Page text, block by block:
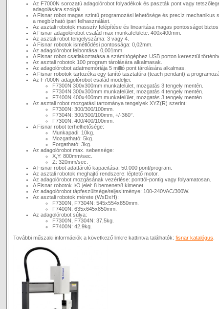
Az F7000N sorozatú adagolórobot folyadékok és paszták pont vagy
adagolására szolgál.
A Fisnar robot magas szintű programozási lehetősége és precíz mechanikus
a megbízható ipari felhasználást.
Az asztali robotok masszív felépítése és linearitása magas pontosságot
A Fisnar adagolórobot család max munkafelülete: 400x400mm.
Az asztali robot tengelyszáma: 3 vagy 4.
A Fisnar robotok ismétlődési pontossága: 0,02mm.
Az adagolórobot felbontása: 0,001mm.
A Fisnar robot csatlakoztatása a számítógéphez USB porton keresztül
Az asztali robotok 100 program tárolására alkalmasak.
Az adagolórobot adatmemóriája 5 millió pont tárolására alkalmas.
A Fisnar robotok tartozéka egy tanító tasztatúra (teach pendant) a
Az F7000N adagolórobot család modeljei:
F7300N 300x300mm munkafelület, mozgatás 3 tengely mentén.
F7304N 300x300mm munkafelület, mozgatás 4 tengely mentén.
F7400N 400x400mm munkafelület, mozgatás 3 tengely mentén.
Az asztali robot mozgatási tartománya tengelyek XYZ(R) szerint:
F7300N: 300/300/100mm.
F7304N: 300/300/100mm, +/-360°.
F7300N: 400/400/100mm.
A Fisnar robot terhelhetősége:
Munkapadi: 10kg.
Mozgatható: 5kg.
Forgatható: 3kg.
Az adagolórobot max. sebessége:
X,Y: 800mm/sec.
Z: 320mm/sec.
A Fisnar robot adattároló kapacitása: 50.000 pont/program.
Az asztali robotok meghajtó rendszere: léptető motor.
Az adagolórobot mozgásának vezérlése: ponttól-pontig vagy folyamatosan.
A Fisnar robotok I/O jelei: 8 bemenet/8 kimenet.
Az adagolórobot tápfeszültsége/teljesítménye: 100-240VAC/300W.
Az asztali robotok mérete (WxDxH):
F7300N, F7304N: 545x554x850mm.
F7400N: 635x645x850mm.
Az adagolórobot súlya:
F7300N, F7304N: 37,5kg.
F7400N: 42,9kg.
További műszaki információk a következő linkre kattintva találhatók: fisnar katalógus